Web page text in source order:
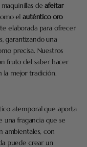
maquinillas deafeitar
elauténtico oro
elaborada para ofrecer
garantizando una
precisa. Nuestros
fruto del saber hacer
la mejor tradición.
atemporal que aporta
una fragancia que se
ambientales, con
puede crear un